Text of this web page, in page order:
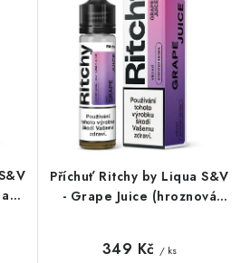
či vrátit zboží
Recenze
Příchuť Ritchy by Liqua S&V
- Grape Juice (hroznová
349 Kč / ks